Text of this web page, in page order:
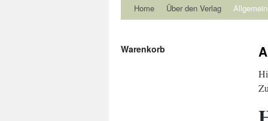
Home Über den Verlag
Warenkorb